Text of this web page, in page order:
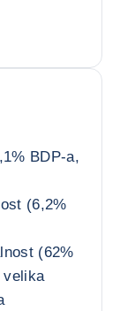
BDP-a,
(6,2%
(62%
velika